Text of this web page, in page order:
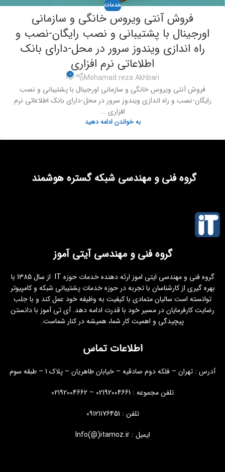
خدمات
فروش آنتی ویروس خانگی و سازمانی
اورجینال با پشتیبانی و نصب رایگان-نصب و
راه اندازی ویندوز سرور در محل-دارای بانک
اطلاعاتی نرم افزاری
Mohamad reza Akhbari
0
فروش آنتی ویروس خانگی و سازمانی اورجینال با پشتیبانی و نصب
رایگان-نصب و راه اندازی ویندوز سرور در محل-دارای بانک اطلاعاتی نرم
افزاری ...
به خواندن ادامه دهید
گروه فنی و مهندسی شبکه گستره هوشمند
گروه فنی و مهندسی آیتی آموز
گروه فنی و مهندسی ایتی اموز ارئه دهنده خدمات حوزه IT از سال 1385 با
بهره گیری از کارشناسان با تجربه در حوزه خدمات پشتیبانی شبکه و کامپیوتر
توانسته است سالیان متمادی با کیفیت به وظیفه خود عمل کند و با جلب
رضایت کارفرمایان در مسیر خود با قدرت ادامه دهد. آی تی آموز با دانستن
پیچیدگی و اهمیت کار شما، همیشه در کنار شماست.
اطلاعات تماس
آدرس : تهران – فلکه دوم صادقیه – خیابان طاهریان – پلاک 1 – طبقه سوم
تلفن مجموعه : 02192004661 – 02192004662
تلفن : 09121176451
ایمیل : Info(@)itamoz.ir